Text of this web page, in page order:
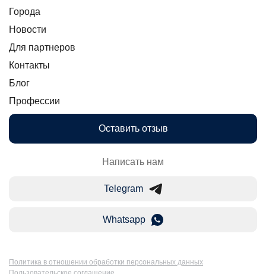
Города
Новости
Для партнеров
Контакты
Блог
Профессии
Оставить отзыв
Написать нам
Telegram
Whatsapp
Политика в отношении обработки персональных данных